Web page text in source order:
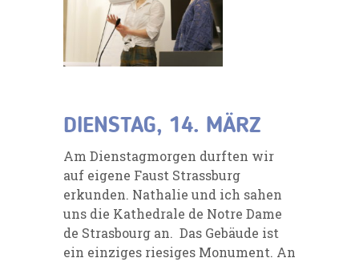
DIENSTAG, 14. MÄRZ
Am Dienstagmorgen durften wir
auf eigene Faust Strassburg
erkunden. Nathalie und ich sahen
uns die Kathedrale de Notre Dame
de Strasbourg an. Das Gebäude ist
ein einziges riesiges Monument. An